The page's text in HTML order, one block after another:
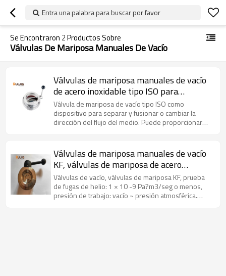
Entra una palabra para buscar por favor
Se Encontraron 2Productos Sobre
Válvulas De Mariposa Manuales De Vacío
Válvulas de mariposa manuales de vacío
de acero inoxidable tipo ISO para
aplicaciones en sistemas de vacío
Válvula de mariposa de vacío tipo ISO como
dispositivo para separar y fusionar o cambiar la
dirección del flujo del medio. Puede proporcionar
Válvulas de mariposa manuales de vacío
KF, válvulas de mariposa de acero
inoxidable 316L al por mayor de China
Válvulas de vacío, válvulas de mariposa KF, prueba
de fugas de helio: 1 × 10 -9 Pa?m3/seg o menos,
presión de trabajo: vacío ~ presión atmosférica.